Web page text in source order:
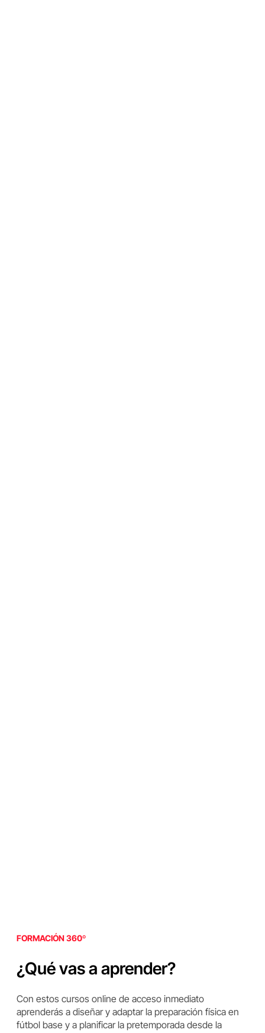
FORMACIÓN 360º
¿Qué vas a aprender?
Con estos cursos online de acceso inmediato
aprenderás a diseñar y adaptar la preparación física en
fútbol base y a planificar la pretemporada desde la